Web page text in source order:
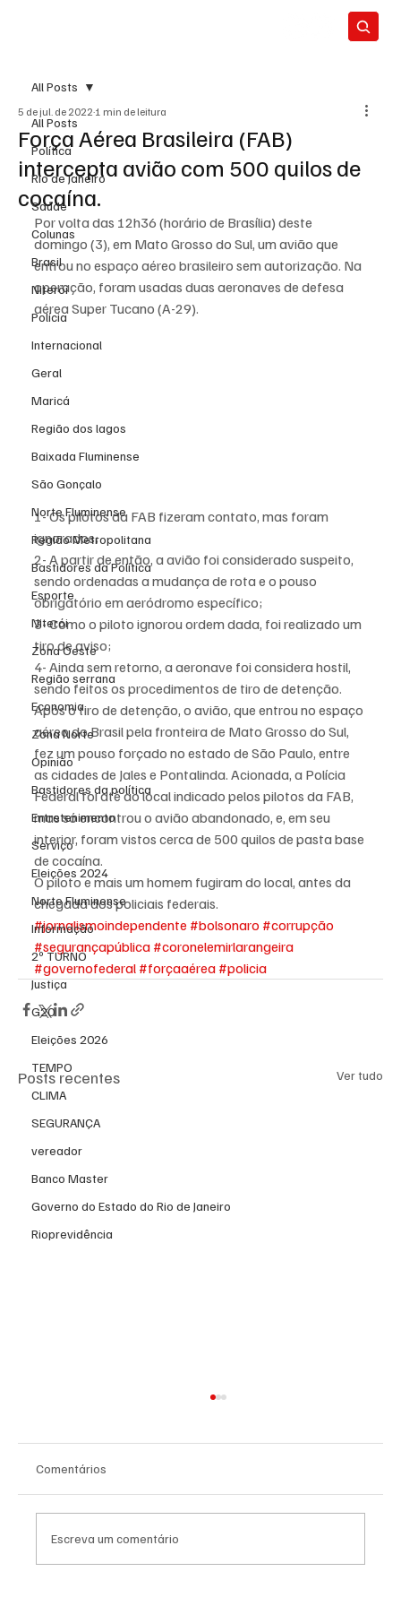
All Posts
Política
Rio de Janeiro
Saúde
Colunas
Brasil
Niterói
Polícia
Internacional
Geral
Maricá
Região dos lagos
Baixada Fluminense
São Gonçalo
Norte Fluminense
Região Metropolitana
Bastidores da Política
Esporte
Niterói
Zona Oeste
Região serrana
Economia
Zona Norte
Opinião
Bastidores da política
Entretenimento
Serviço
Eleições 2024
Norte Fluminense
Informação
2º TURNO
Justiça
G20
Eleições 2026
TEMPO
CLIMA
SEGURANÇA
vereador
Banco Master
Governo do Estado do Rio de Janeiro
Rioprevidência
All Posts
Força Aérea Brasileira (FAB)
intercepta avião com 500 quilos de
cocaína.
5 de jul. de 2022 1 min de leitura
Por volta das 12h36 (horário de Brasília) deste
domingo (3), em Mato Grosso do Sul, um avião que
entrou no espaço aéreo brasileiro sem autorização. Na
operação, foram usadas duas aeronaves de defesa
aérea Super Tucano (A-29).
1- Os pilotos da FAB fizeram contato, mas foram
ignorados;
2- A partir de então, a avião foi considerado suspeito,
sendo ordenadas a mudança de rota e o pouso
obrigatório em aeródromo específico;
3- Como o piloto ignorou ordem dada, foi realizado um
tiro de aviso;
4- Ainda sem retorno, a aeronave foi considera hostil,
sendo feitos os procedimentos de tiro de detenção.
Após o tiro de detenção, o avião, que entrou no espaço
aéreo do Brasil pela fronteira de Mato Grosso do Sul,
fez um pouso forçado no estado de São Paulo, entre
as cidades de Jales e Pontalinda. Acionada, a Polícia
Federal foi até ao local indicado pelos pilotos da FAB,
mas só encontrou o avião abandonado, e, em seu
interior, foram vistos cerca de 500 quilos de pasta base
de cocaína.
O piloto e mais um homem fugiram do local, antes da
chegada dos policiais federais.
#jornalismoindependente #bolsonaro #corrupção
#segurançapública #coronelemirlarangeira
#governofederal #forçaaérea #policia
Posts recentes Ver tudo
Comentários
Escreva um comentário